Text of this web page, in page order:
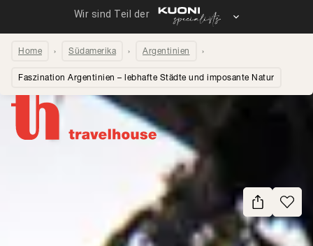
Home Südamerika Argentinien
Faszination Argentinien – lebhafte Städte und imposante Natur